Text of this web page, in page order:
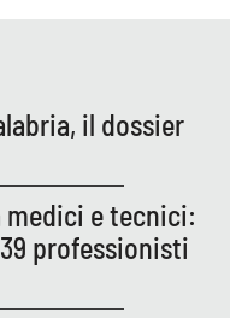
il dossier
medici e tecnici:
professionisti